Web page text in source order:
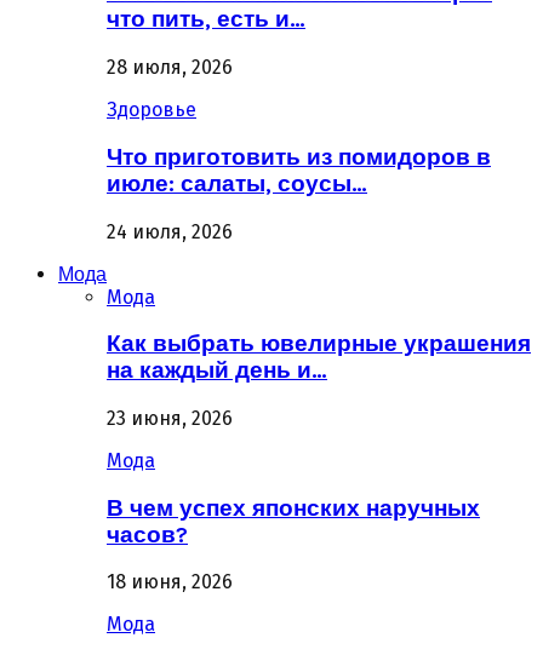
что пить, есть и…
28 июля, 2026
Здоровье
Что приготовить из помидоров в
июле: салаты, соусы…
24 июля, 2026
Мода
Мода
Как выбрать ювелирные украшения
на каждый день и…
23 июня, 2026
Мода
В чем успех японских наручных
часов?
18 июня, 2026
Мода